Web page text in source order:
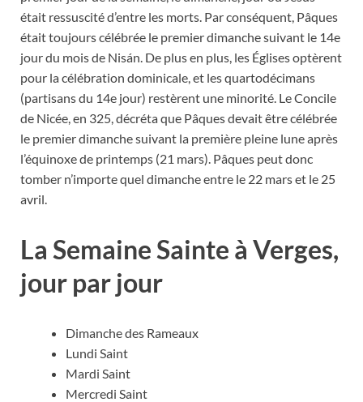
était ressuscité d’entre les morts. Par conséquent, Pâques
était toujours célébrée le premier dimanche suivant le 14e
jour du mois de Nisán. De plus en plus, les Églises optèrent
pour la célébration dominicale, et les quartodécimans
(partisans du 14e jour) restèrent une minorité. Le Concile
de Nicée, en 325, décréta que Pâques devait être célébrée
le premier dimanche suivant la première pleine lune après
l’équinoxe de printemps (21 mars). Pâques peut donc
tomber n’importe quel dimanche entre le 22 mars et le 25
avril.
La Semaine Sainte à Verges,
jour par jour
Dimanche des Rameaux
Lundi Saint
Mardi Saint
Mercredi Saint